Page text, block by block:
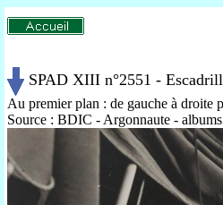
SPAD XIII n°2551 -
Au premier plan : de gauche à droite
Source : BDIC - Argonnaute -